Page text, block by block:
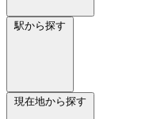
駅から探す
現在地から探す